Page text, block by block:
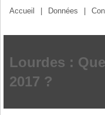
Accueil Données
Lourdes :
2017 ?